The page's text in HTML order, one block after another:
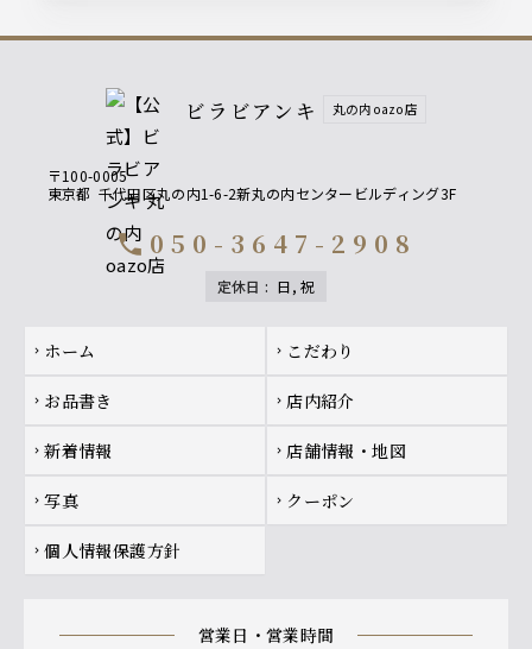
ビラビアンキ 丸の内oazo店
〒100-0005
東京都 千代田区丸の内1-6-2新丸の内センタービルディング3F
call 050-3647-2908
定休日 : 日, 祝
Footer navigation
chevron_right ホーム chevron_right こだわり
chevron_right お品書き chevron_right 店内紹介
chevron_right 新着情報 chevron_right 店舗情報・地図
chevron_right 写真 chevron_right クーポン
chevron_right 個人情報保護方針
営業日・営業時間